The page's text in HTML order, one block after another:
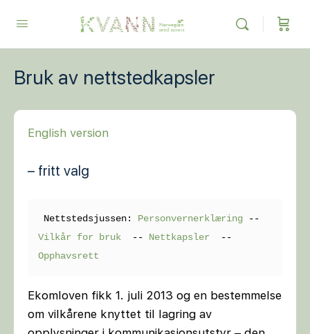
Bruk av nettstedkapsler
English version
– fritt valg
Nettstedsjussen: Personvernerklæring
Vilkår for bruk
  --
Nettkapsler
Opphavsrett
Ekomloven fikk 1. juli 2013 og en bestemmelse
om vilkårene knyttet til lagring av